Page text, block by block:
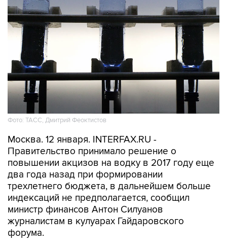
Фото: ТАСС, Дмитрий Феоктистов
Москва. 12 января. INTERFAX.RU -
Правительство принимало решение о
повышении акцизов на водку в 2017 году еще
два года назад при формировании
трехлетнего бюджета, в дальнейшем больше
индексаций не предполагается, сообщил
министр финансов Антон Силуанов
журналистам в кулуарах Гайдаровского
форума.